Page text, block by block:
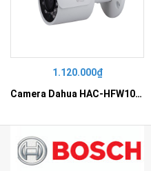
1.120.000₫
Camera Dahua HAC-HFW1000SP